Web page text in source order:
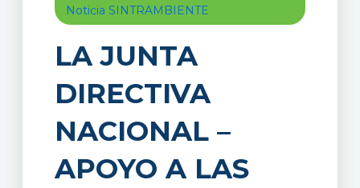
Noticia SINTRAMBIENTE
LA JUNTA
DIRECTIVA
NACIONAL –
APOYO A LAS